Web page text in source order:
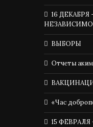
16 ДЕКАБРЯ
ВЫБОРЫ
Отчеты
«Час
15